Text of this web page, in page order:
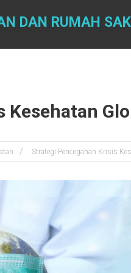
DAN RUMAH
Kesehatan
Strategi Pencegahan Krisis